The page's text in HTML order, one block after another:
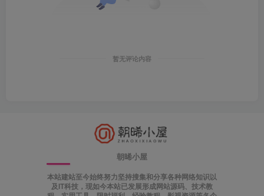
暂无评论内容
朝晞小屋
本站建站至今始终努力坚持搜集和分享各种网络知识以
及IT科技，现如今本站已发展形成网站源码、技术教